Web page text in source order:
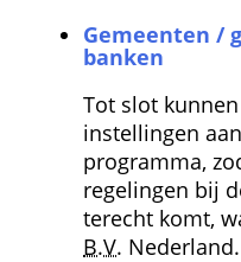
Gemeenten /
banken
Tot slot
instellingen
programma,
regelingen bij
terecht komt,
B.V. Nederland.